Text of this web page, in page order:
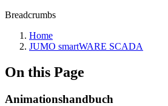
Breadcrumbs
Home
JUMO smartWARE SCADA
On this Page
Animationshandbuch